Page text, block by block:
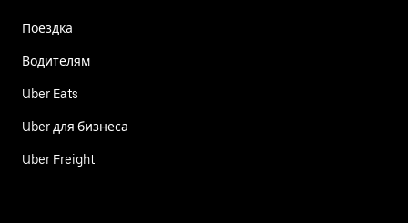
Поездка
Водителям
Uber Eats
Uber для бизнеса
Uber Freight